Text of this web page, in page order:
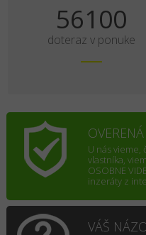
70125
doteraz v ponuke
U nás
vlastníka,
OSOBNE
inzeráty z
VÁŠ